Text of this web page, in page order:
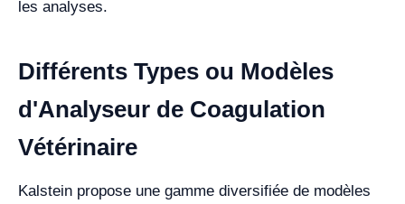
les analyses.
Différents Types ou Modèles
d'Analyseur de Coagulation
Vétérinaire
Kalstein propose une gamme diversifiée de modèles